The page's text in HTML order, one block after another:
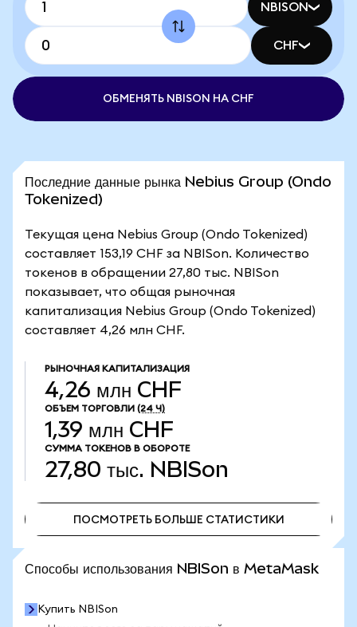
NBISON
CHF
ОБМЕНЯТЬ NBISON НА CHF
Последние данные рынка Nebius Group (Ondo
Tokenized)
Текущая цена Nebius Group (Ondo Tokenized)
составляет 153,19 CHF за NBISon. Количество
токенов в обращении 27,80 тыс. NBISon
показывает, что общая рыночная
капитализация Nebius Group (Ondo Tokenized)
составляет 4,26 млн CHF.
РЫНОЧНАЯ КАПИТАЛИЗАЦИЯ
4,26 млн CHF
ОБЪЕМ ТОРГОВЛИ (24 Ч)
1,39 млн CHF
СУММА ТОКЕНОВ В ОБОРОТЕ
27,80 тыс. NBISon
ПОСМОТРЕТЬ БОЛЬШЕ СТАТИСТИКИ
Способы использования NBISon в MetaMask
Купить NBISon